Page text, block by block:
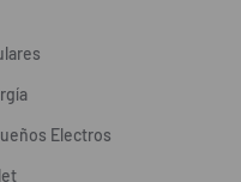
Electros